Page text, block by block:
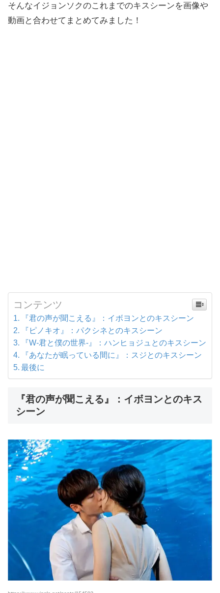
そんなイジョンソクのこれまでのキスシーンを画像や
動画と合わせてまとめてみました！
コンテンツ
『君の声が聞こえる』：イボヨンとのキスシーン
『ピノキオ』：パクシネとのキスシーン
『W-君と僕の世界-』：ハンヒョジュとのキスシーン
『あなたが眠っている間に』：スジとのキスシーン
最後に
『君の声が聞こえる』：イボヨンとのキス
シーン